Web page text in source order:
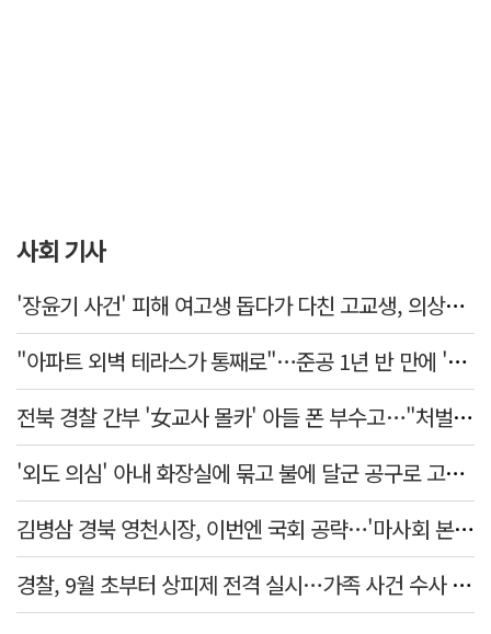
사회 기사
'장윤기 사건' 피해 여고생 돕다가 다친 고교생, 의상자 인정
"아파트 외벽 테라스가 통째로"…준공 1년 반 만에 '아찔 사고'
전북 경찰 간부 '女교사 몰카' 아들 폰 부수고…"처벌 못하는 사안" 내부망에 글
'외도 의심' 아내 화장실에 묶고 불에 달군 공구로 고문…남편 검거
김병삼 경북 영천시장, 이번엔 국회 공략…'마사회 본사 이전·광역교통망 확충' 요청
경찰, 9월 초부터 상피제 전격 실시…가족 사건 수사 못해